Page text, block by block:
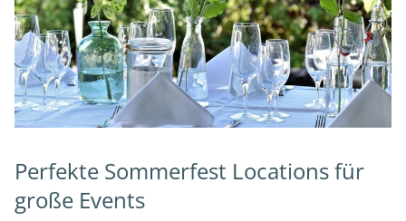
Perfekte Sommerfest Locations für
große Events